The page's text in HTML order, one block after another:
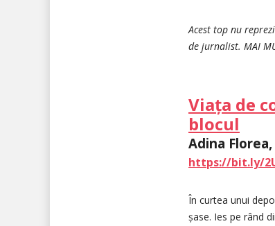
Acest top nu
de jurnalist. MAI
Viața de
blocul
Adina
https://bit.ly/
În curtea unui
șase. Ies pe rând